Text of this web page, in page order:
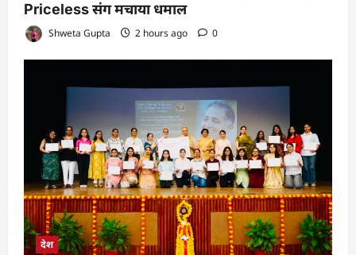
Priceless संग मचाया धमाल
Shweta Gupta 2 hours ago 0
देश